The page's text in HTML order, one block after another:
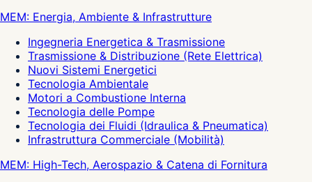
MEM: Energia, Ambiente & Infrastrutture
Ingegneria Energetica & Trasmissione
Trasmissione & Distribuzione (Rete Elettrica)
Nuovi Sistemi Energetici
Tecnologia Ambientale
Motori a Combustione Interna
Tecnologia delle Pompe
Tecnologia dei Fluidi (Idraulica & Pneumatica)
Infrastruttura Commerciale (Mobilità)
MEM: High-Tech, Aerospazio & Catena di Fornitura